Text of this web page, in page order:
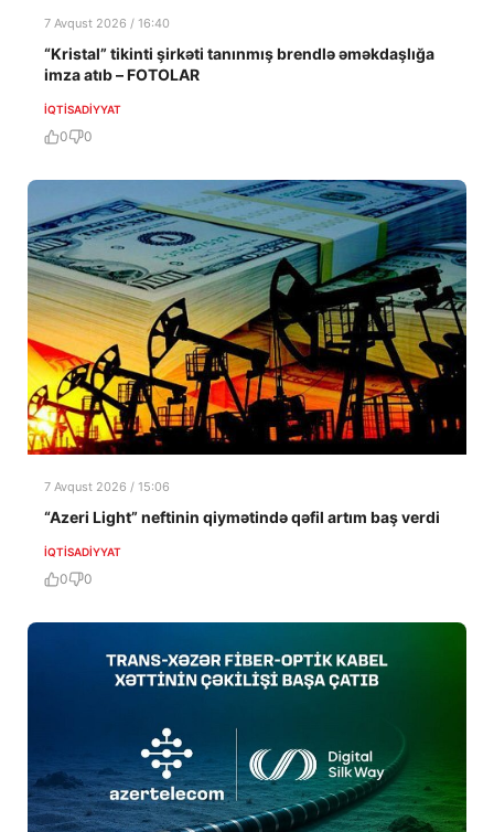
7 Avqust 2026 / 16:40
“Kristal” tikinti şirkəti tanınmış brendlə əməkdaşlığa
imza atıb – FOTOLAR
İQTISADIYYAT
0 0
7 Avqust 2026 / 15:06
“Azeri Light” neftinin qiymətində qəfil artım baş verdi
İQTISADIYYAT
0 0